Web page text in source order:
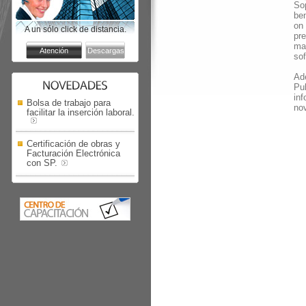
A un sólo click de distancia.
Bolsa de trabajo para
facilitar la inserción laboral.
Certificación de obras y
Facturación Electrónica
con SP.
on